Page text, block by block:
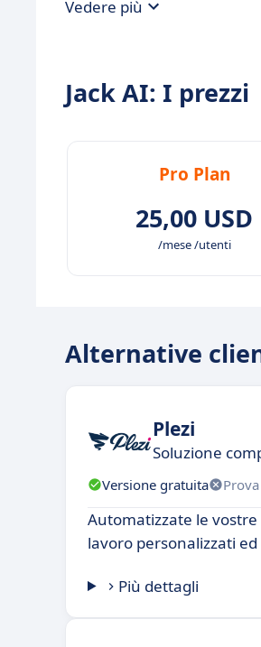
Vedere più
Jack AI: I prezzi
Pro Plan
25,00 USD
/mese /utenti
Alternative
Plezi
Soluzione
Versione gratuita
Automatizzate le
lavoro personalizzati
Più dettagli